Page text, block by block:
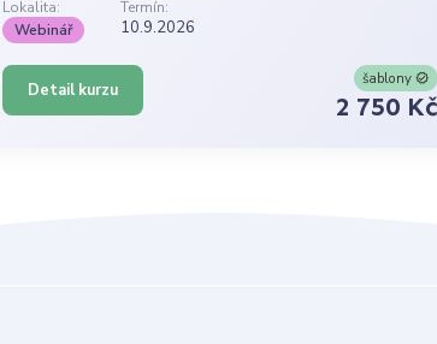
Lokalita:
Termín:
Webinář
10.9.2026
Detail kurzu
šablony
2 750 Kč